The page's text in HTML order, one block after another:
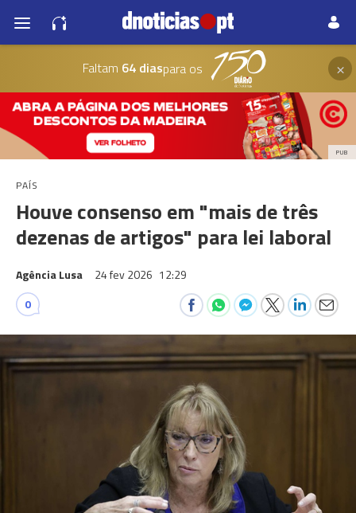
Faltam 64 diaspara os ×
PUB
PAÍS
Houve consenso em "mais de três
dezenas de artigos" para lei laboral
Agência Lusa 24 fev 2026 12:29
0